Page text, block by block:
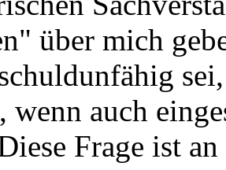
über mich
wenn auch
Frage ist